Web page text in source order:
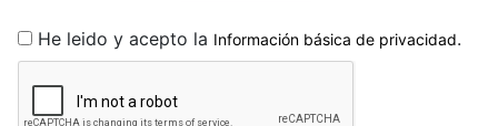
He leido y acepto la Información básica de privacidad.